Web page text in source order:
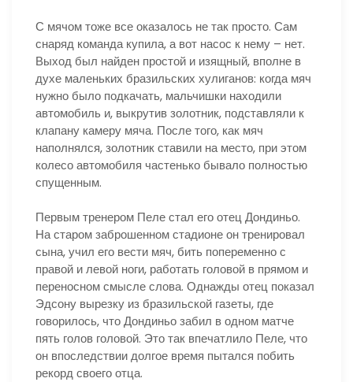
С мячом тоже все оказалось не так просто. Сам
снаряд команда купила, а вот насос к нему – нет.
Выход был найден простой и изящный, вполне в
духе маленьких бразильских хулиганов: когда мяч
нужно было подкачать, мальчишки находили
автомобиль и, выкрутив золотник, подставляли к
клапану камеру мяча. После того, как мяч
наполнялся, золотник ставили на место, при этом
колесо автомобиля частенько бывало полностью
спущенным.
Первым тренером Пеле стал его отец Дондиньо.
На старом заброшенном стадионе он тренировал
сына, учил его вести мяч, бить попеременно с
правой и левой ноги, работать головой в прямом и
переносном смысле слова. Однажды отец показал
Эдсону вырезку из бразильской газеты, где
говорилось, что Дондиньо забил в одном матче
пять голов головой. Это так впечатлило Пеле, что
он впоследствии долгое время пытался побить
рекорд своего отца.